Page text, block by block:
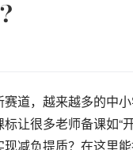
道，越来越多的中
让很多老师备课如“开
减负提质？在这里